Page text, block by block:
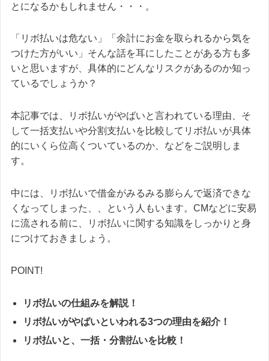
とになるかもしれません・・・。
「リボ払いは危ない」「余計にお金を取られるから気を
つけた方がいい」そんな話を耳にしたことがある方も多
いと思いますが、具体的にどんなリスクがあるのか知っ
ているでしょうか？
本記事では、リボ払いがやばいと言われている理由、そ
して一括支払いや分割支払いを比較してリボ払いが具体
的にいくら位高くついているのか、などをご説明しま
す。
中には、リボ払いで借金がみるみる膨らんで返済できな
くなってしまった、、という人もいます。CMなどに安易
に流される前に、リボ払いに関する知識をしっかりと身
につけておきましょう。
POINT!
リボ払いの仕組みを解説！
リボ払いがやばいといわれる3つの理由を紹介！
リボ払いと、一括・分割払いを比較！